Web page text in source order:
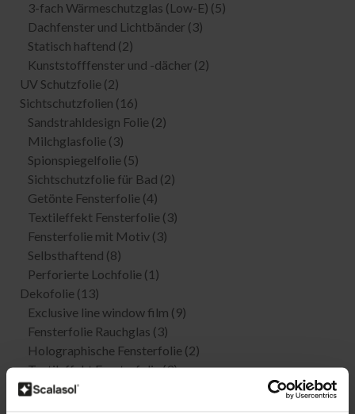
3-fach Wärmeschutzglas (Low-E) (5)
Dachfenster und Lichtbänder (3)
Statisch haftend (2)
Kunststofffenster und -dächer (2)
UV Schutzfolie (2)
Sichtschutzfolien (16)
Sandstrahldesign Folie (2)
Milchglasfolie (3)
Spionspiegelfolie (5)
Sichtschutzfolie für Bad (2)
Getönte Fensterfolie (4)
Textileffekt Fensterfolie (3)
Fensterfolie mit Motiv (3)
Selbsthaftend (8)
Perforierte Lochfolie (1)
Dekofolie (13)
Exclusive line window film (9)
Fensterfolie Rauchglas (3)
Holographische Fensterfolie (2)
Textileffekt Fensterfolie(3)
Farbfolien